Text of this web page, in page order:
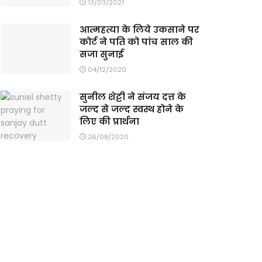
13/03/2021
आत्महत्या के लिये उकसाने पर
कोर्ट ने पति को पांच साल की
सजा सुनाई
04/12/2020
सुनील शेट्टी ने संजय दत्त के
जल्द से जल्द स्वस्थ होने के
लिए की प्रार्थना
26/08/2020